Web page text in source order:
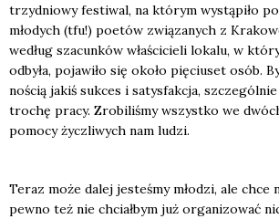
trzy­dnio­wy festi­wal, na któ­rym wystą­pi­ło
mło­dych (tfu!) poetów zwią­za­nych z
według sza­cun­ków wła­ści­cie­li loka­lu, w
odby­ła, poja­wi­ło się oko­ło pię­ciu­set osób.
no­ścią jakiś suk­ces i satys­fak­cja,
tro­chę pra­cy. Zro­bi­li­śmy wszyst­ko we
pomo­cy życz­li­wych nam ludzi.
Teraz może dalej jeste­śmy mło­dzi, ale chce
pew­no też nie chciał­bym już orga­ni­zo­wać